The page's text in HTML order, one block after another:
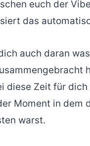
euch der
das
auch daran
diese Zeit für dich
Moment in dem
warst.